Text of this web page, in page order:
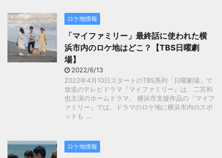
ロケ地情報
「マイファミリー」最終話に使われた横
浜市内のロケ地はどこ？【TBS日曜劇
場】
2022/6/13
2022年4月10日スタートのTBS系列「日曜劇場」で
放送のテレビドラマ『マイファミリー』は、二宮和
也主演のホームドラマ。 横浜市支援作品の『マイフ
ァミリー』では、ドラマのロケ地に横浜市内のスポ
ットも ...
ロケ地情報